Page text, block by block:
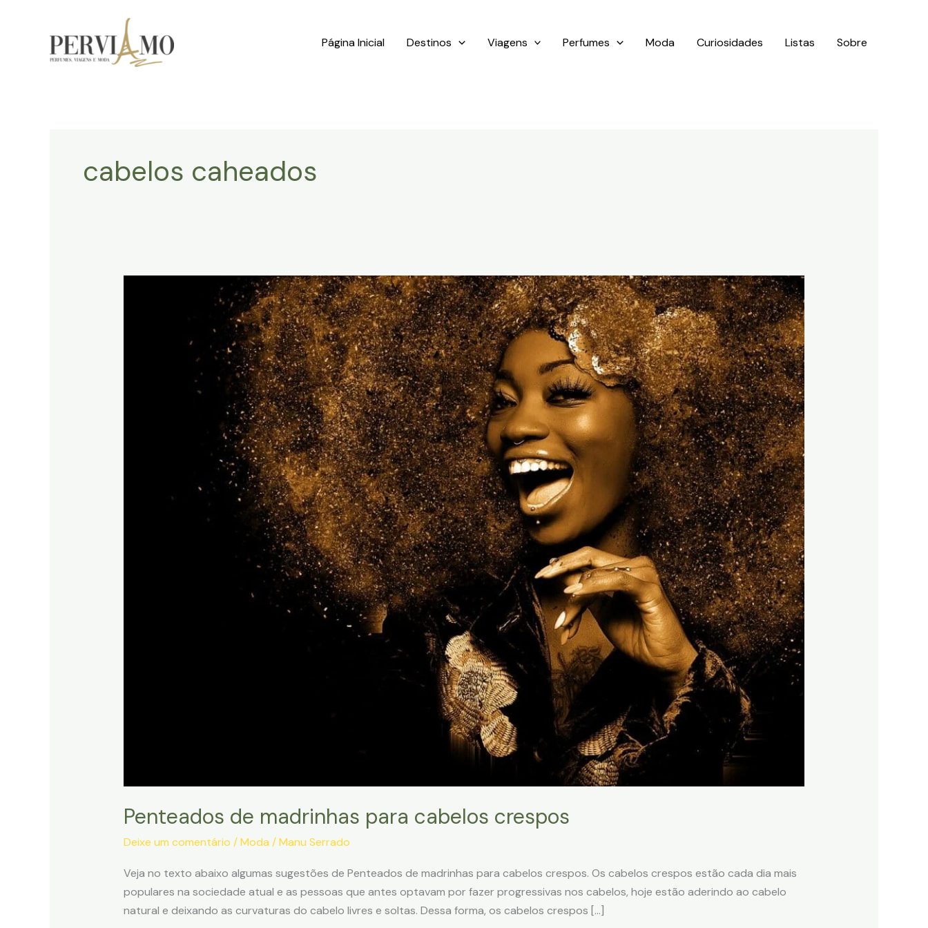
Página Inicial Destinos Viagens Perfumes Moda Curiosidades Listas Sobre
cabelos caheados
Penteados de madrinhas para cabelos crespos
Deixe um comentário /Moda /Manu Serrado
Veja no texto abaixo algumas sugestões de Penteados de madrinhas para cabelos crespos. Os cabelos crespos estão cada dia mais
populares na sociedade atual e as pessoas que antes optavam por fazer progressivas nos cabelos, hoje estão aderindo ao cabelo
natural e deixando as curvaturas do cabelo livres e soltas. Dessa forma, os cabelos crespos […]